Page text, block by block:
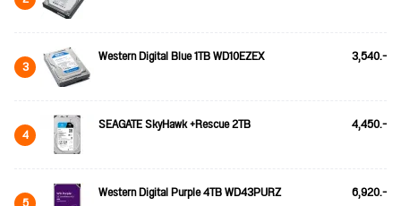
3 Western Digital Blue 1TB WD10EZEX 3,540.-
4 SEAGATE SkyHawk +Rescue 2TB 4,450.-
Western Digital Purple 4TB WD43PURZ 6,920.-